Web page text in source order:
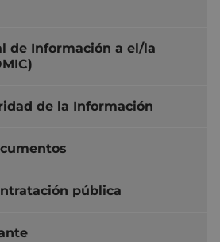
de Información a el/la
de la Información
pública